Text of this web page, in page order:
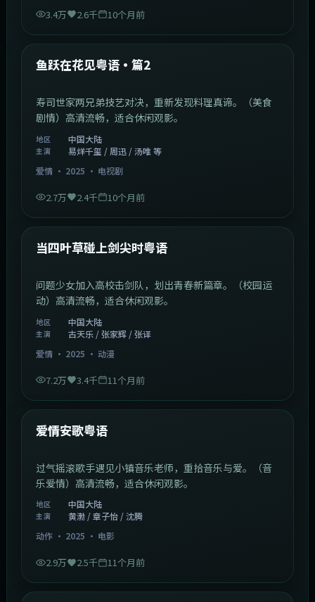
3.4万 2.6千 10个月前
最新
鱼跃在花见粤语·篇2
寿司世家两兄弟技艺对决，重新发现料理真谛。（美食
剧情）高清流畅，适合休闲观影。
地区 中国大陆
主演
易烊千玺 / 周迅 / 汤唯 等
爱情· 2025 · 电视剧
2.7万 2.4千 10个月前
最新
当四叶草碰上剑尖时粤语
问题少女加入高校击剑队，划出青春新篇章。（校园运
动）高清流畅，适合休闲观影。
地区 中国大陆
主演
古天乐 / 张家辉 / 张译
爱情· 2025 · 动漫
7.2万 3.4千 11个月前
最新
爱情安歌粤语
过气摇滚歌手遇见小镇音乐老师，重拾音乐与爱。（音
乐爱情）高清流畅，适合休闲观影。
地区 中国大陆
主演
黄渤 / 章子怡 / 沈腾
动作· 2025 · 电影
2.9万 2.5千 11个月前